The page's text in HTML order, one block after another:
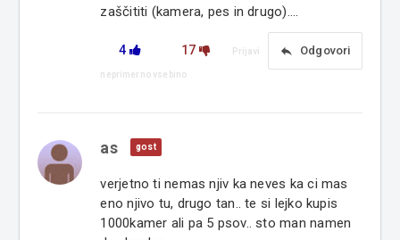
zaščititi (kamera, pes in drugo)....
4 17 reply Odgovori
Prijavi
neprimerno vsebino
as gost
verjetno ti nemas njiv ka neves ka ci mas
eno njivo tu, drugo tan.. te si lejko kupis
1000kamer ali pa 5 psov.. sto man namen